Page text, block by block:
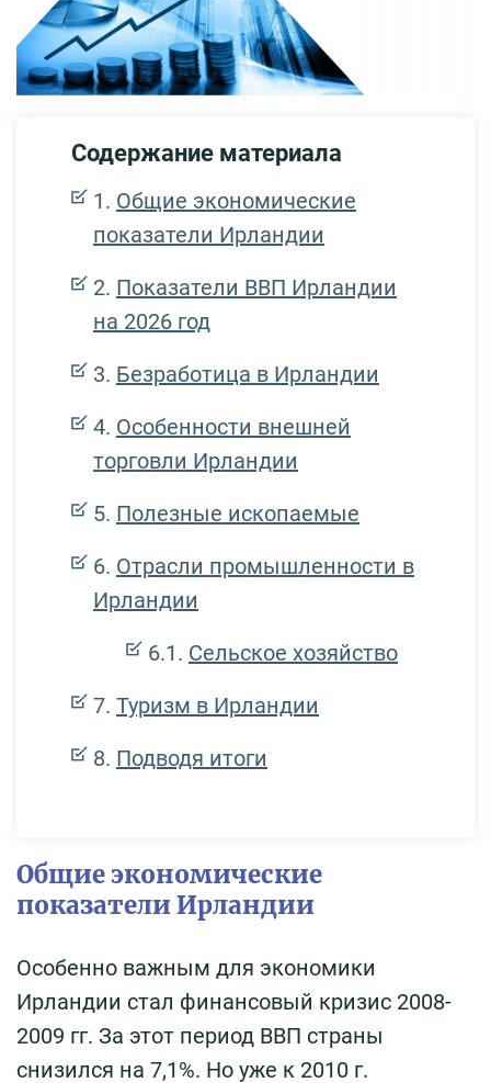
Содержание материала
Общие экономические
показатели Ирландии
Показатели ВВП Ирландии
на 2026 год
Безработица в Ирландии
Особенности внешней
торговли Ирландии
Полезные ископаемые
Отрасли промышленности в
Ирландии
Сельское хозяйство
Туризм в Ирландии
Подводя итоги
Общие экономические
показатели Ирландии
Особенно важным для экономики
Ирландии стал финансовый кризис 2008-
2009 гг. За этот период ВВП страны
снизился на 7,1%. Но уже к 2010 г.